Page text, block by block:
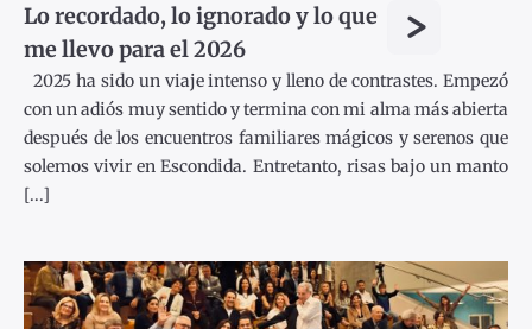
Lo recordado, lo ignorado y lo que
me llevo para el 2026
>
2025 ha sido un viaje intenso y lleno de contrastes. Empezó
con un adiós muy sentido y termina con mi alma más abierta
después de los encuentros familiares mágicos y serenos que
solemos vivir en Escondida. Entretanto, risas bajo un manto
[...]